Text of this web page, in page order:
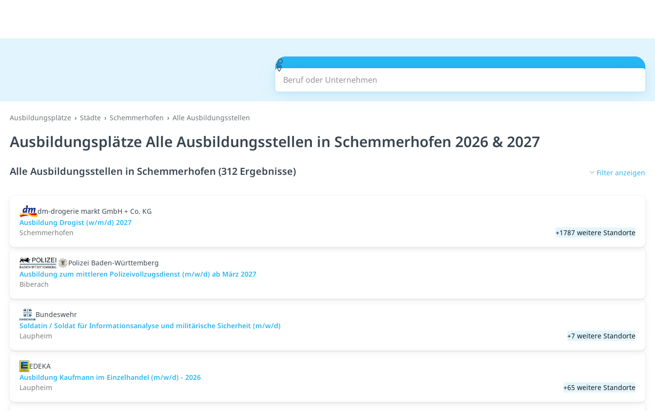
Beruf oder Unternehmen
Ausbildungsplätze Städte Schemmerhofen Alle Ausbildungsstellen
Ausbildungsplätze Alle Ausbildungsstellen in Schemmerhofen 2026 & 2027
Alle Ausbildungsstellen in Schemmerhofen (312 Ergebnisse) Filter anzeigen
dm-drogerie markt GmbH + Co. KG
Ausbildung Drogist (w/m/d) 2027
Schemmerhofen
+1787 weitere Standorte
Polizei Baden-Württemberg
Ausbildung zum mittleren Polizeivollzugsdienst (m/w/d) ab März 2027
Biberach
Bundeswehr
Soldatin / Soldat für Informationsanalyse und militärische Sicherheit (m/w/d)
Laupheim
+7 weitere Standorte
EDEKA
Ausbildung Kaufmann im Einzelhandel (m/w/d) - 2026
Laupheim
+65 weitere Standorte